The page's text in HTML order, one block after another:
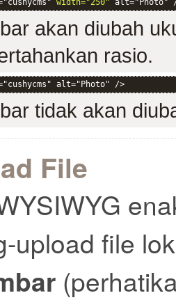
width="250" alt="Photo"
akan diubah
rasio.
alt="Photo" />
tidak akan
File
upload file